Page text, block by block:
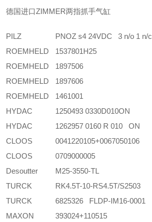
德国进口ZIMMER两指抓手气缸
PILZ
PNOZ s4 24VDC 3 n/o 1 n/c
ROEMHELD
1537801H25
ROEMHELD
1897506
ROEMHELD
1897606
ROEMHELD
1461001
HYDAC
1250493 0330D010ON
HYDAC
1262957 0160 R 010 ON
CLOOS
0041220105+0067050106
CLOOS
0709000005
Desoutter
M25-3550-TL
TURCK
RK4.5T-10-RS4.5T/S2503
TURCK
6825326 FLDP-IM16-0001
MAXON
393024+110515